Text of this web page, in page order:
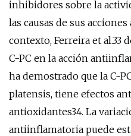
inhibidores sobre la
las causas de sus
contexto, Ferreira et al.33
C-PC en la acción
ha demostrado que la C-
platensis, tiene efectos
antioxidantes34. La
antiinflamatoria puede